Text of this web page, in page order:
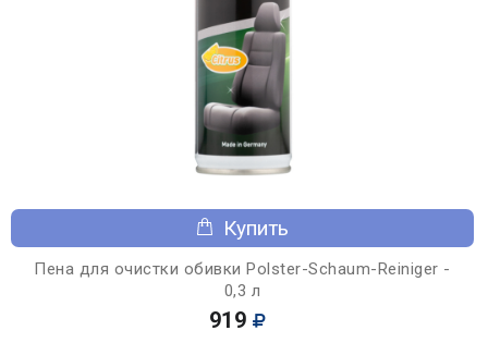
Купить
Пена для очистки обивки Polster-Schaum-Reiniger -
0,3 л
919